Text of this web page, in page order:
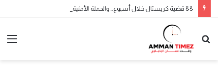
88 قضية كريستال خلال أسبوع.. والحملة الأمنية مستمرة